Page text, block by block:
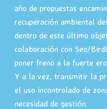
año de propuestas
recuperación ambiental
dentro de este último
colaboración con Seo/
poner freno a la fuerte
Y a la vez, transmitir la
el uso incontrolado de
necesidad de gestión.